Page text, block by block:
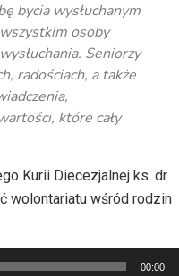
bycia wysłuchanym
osoby
Seniorzy
radościach, a także
które cały
Kurii Diecezjalnej ks. dr
wolontariatu wśród rodzin
00:00